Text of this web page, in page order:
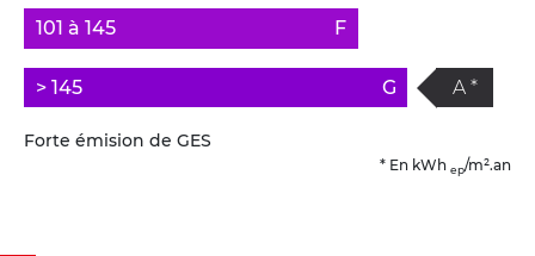
101 à 145 F
> 145 G A *
Forte émision de GES
* En kWh ep/m².an